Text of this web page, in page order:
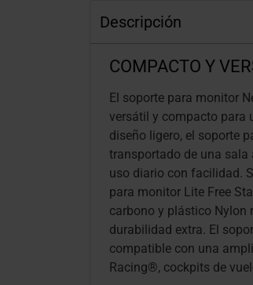
Descripción
COMPACTO Y
El soporte para monitor
versátil y compacto para
diseño ligero, el soporte
transportado de una sala
uso diario con facilidad.
para monitor Lite Free
carbono y plástico Nylon
durabilidad extra. El
compatible con una
Racing®, cockpits de